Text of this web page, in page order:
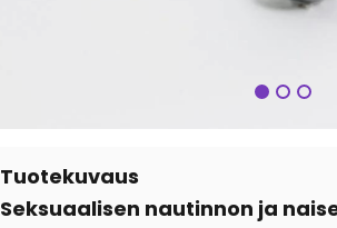
Tuotekuvaus
Seksuaalisen nautinnon ja